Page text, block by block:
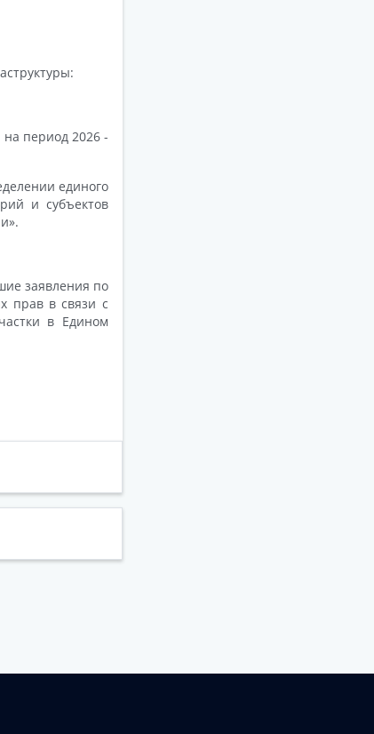
период 2026 -
единого
и субъектов
заявления по
прав в связи с
в Едином